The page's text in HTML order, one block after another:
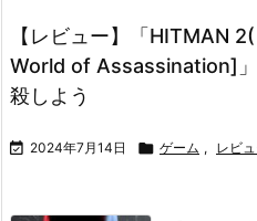
【レビュー】「HITMAN
World of Assassination]
殺しよう
 2024年7月14日  ゲーム , レビ